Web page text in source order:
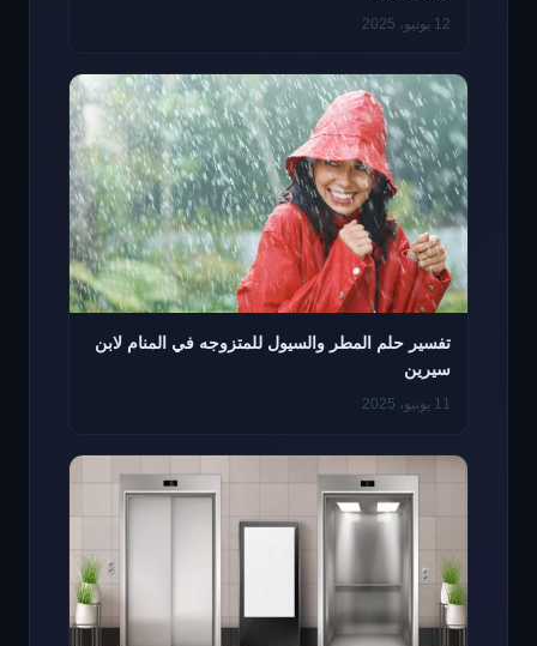
12 يونيو، 2025
تفسير حلم المطر والسيول للمتزوجه في المنام لابن
سيرين
11 يونيو، 2025